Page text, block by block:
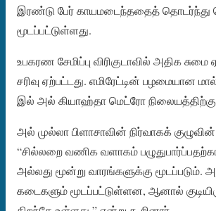
இரண்டு பேர் காயமடைந்ததைத் தொடர்ந்து
மூடப்பட்டுள்ளது.
உபகரண சேமிப்பு விரிகுடாவில் அதிக
சரிவு ஏற்பட்டது. எமிரேட்டின் பழமையான
இல் அல் கியாஹ்தா மெட்ரோ நிலையத்திற்கு
அல் முல்லா பிளாசாவின் நிர்வாகக் குழுவின்
“சில்லறை வணிக வளாகம்
அல்லது மூன்று வாரங்களுக்கு மூடப்படும்.
கடைகளும் மூடப்பட்டுள்ளன, ஆனால்